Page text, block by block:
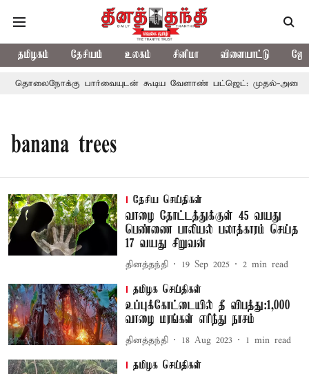
தமிழகம் தேசியம் உலகம் சினிமா விளையாட்டு
தொலைநோக்கு பார்வையுடன் கூடிய வேளாண் பட்ஜெட்: முதல்-
banana trees
தேசிய செய்திகள்
வாழை தோட்டத்துக்குள் 45 வயது
பெண்ணை பாலியல் பலாத்காரம் செய்த
17 வயது சிறுவன்
தினத்தந்தி 19 Sep 2025 2 min read
தமிழக செய்திகள்
உப்புக்கோட்டையில் தீ விபத்து:1,000
வாழை மரங்கள் எரிந்து நாசம்
தினத்தந்தி 18 Aug 2023 1 min read
தமிழக செய்திகள்